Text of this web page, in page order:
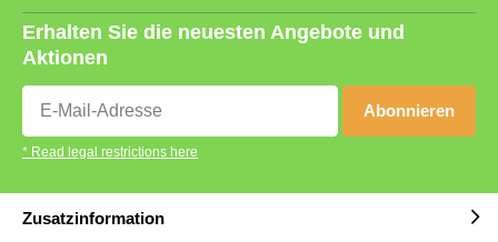
Erhalten Sie die neuesten Angebote und
Aktionen
Abonnieren
* Read legal restrictions here
Zusatzinformation